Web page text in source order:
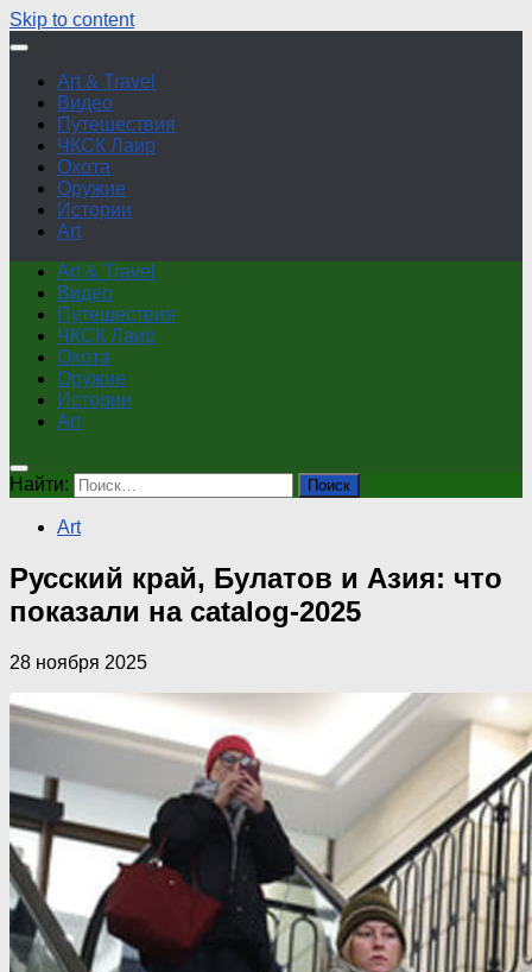
Skip to content
Art & Travel
Видео
Путешествия
ЧКСК Лаир
Охота
Оружие
Истории
Art
Art & Travel
Видео
Путешествия
ЧКСК Лаир
Охота
Оружие
Истории
Art
Найти:
Art
Русский край, Булатов и Азия: что
показали на catalog-2025
28 ноября 2025